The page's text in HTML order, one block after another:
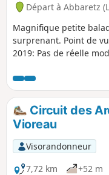
Départ à Abbaretz
Magnifique petite
surprenant. Point de
2019: Pas de réelle
après le point de
Circuit des
Vioreau
Visorandonneur
7,72 km
+52 m